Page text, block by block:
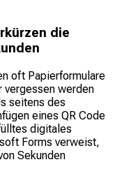
die
oft Papierformulare
vergessen werden
seitens des
eines QR Code
digitales
Forms verweist,
Sekunden